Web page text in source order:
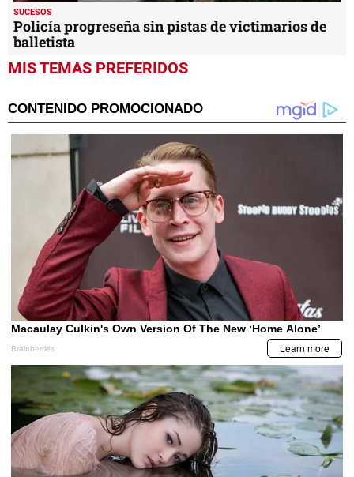
SUCESOS
Policía progreseña sin pistas de victimarios de
balletista
MIS TEMAS PREFERIDOS